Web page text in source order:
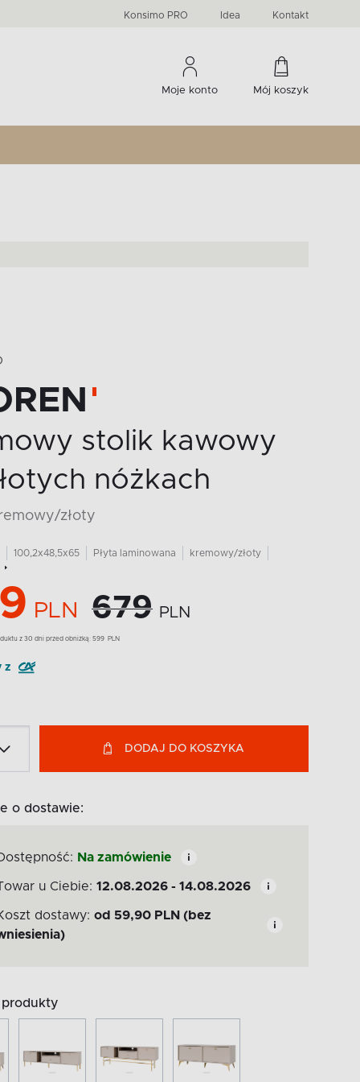
Konsimo PRO Idea Kontakt
Moje konto Mój koszyk
Komody, szafki RTV, witryny...
-33 %
Liczba produktów:60
Liczba produktów:274
stolik kawowy
nóżkach
złoty
100,2x48,5x65 Płyta laminowana kremowy/złoty
PLN 679 PLN
z 30 dni przed obniżką: 599 PLN
z
DODAJ DO KOSZYKA
o dostawie:
Na zamówienie
u Ciebie: 12.08.2026 - 14.08.2026
dostawy: od 59,90 PLN (bez